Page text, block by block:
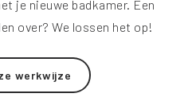
je nieuwe badkamer. Een
over? We lossen het op!
werkwijze